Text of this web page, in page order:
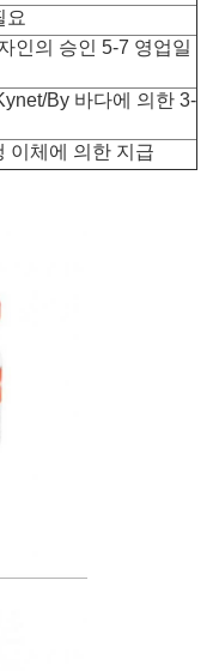
요
인의 승인 5-7 영업일
By 바다에 의한 3-
이체에 의한 지급